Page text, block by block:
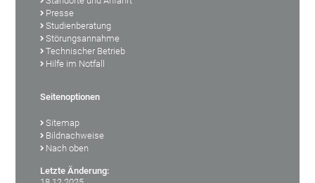
Presse
Studienberatung
Störungsannahme
Technischer Betrieb
Hilfe im Notfall
Seitenoptionen
Sitemap
Bildnachweise
Nach oben
Letzte Änderung: